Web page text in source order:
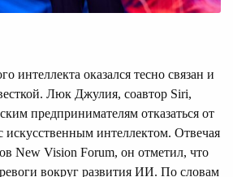
интеллекта оказался тесно связан и
Люк Джулия, соавтор Siri,
предпринимателям отказаться от
искусственным интеллектом. Отвечая
New Vision Forum, он отметил, что
вокруг развития ИИ. По словам